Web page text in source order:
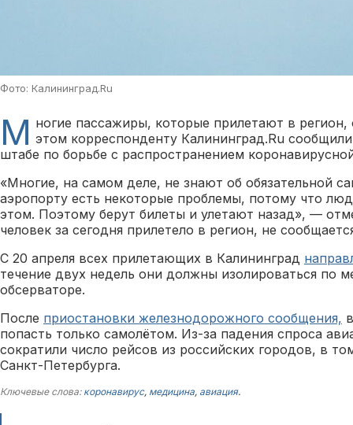
Фото: Калининград.Ru
М ногие пассажиры, которые прилетают в регион,
этом корреспонденту Калининград.Ru
штабе по борьбе с распространением
«Многие, на самом деле, не знают об обязательной
аэропорту есть некоторые проблемы, потому что
этом. Поэтому берут билеты и улетают назад», —
человек за сегодня прилетело в регион, не
С 20 апреля всех прилетающих в Калининград
течение двух недель они должны изолироваться по
обсерваторе.
После приостановки железнодорожного сообщения,
попасть только самолётом. Из-за падения спроса
сократили число рейсов из российских городов, в
Санкт-Петербурга.
Ключевые слова: коронавирус, медицина, авиация.